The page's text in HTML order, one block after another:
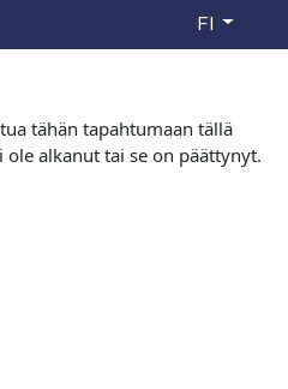
FI
tähän tapahtumaan tällä
alkanut tai se on päättynyt.